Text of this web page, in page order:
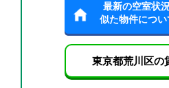
最新の空室状
似た物件につ
東京都荒川区の